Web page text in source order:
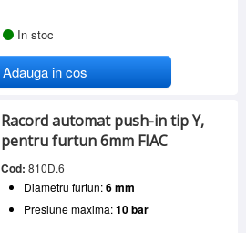
In stoc
Adauga in cos
Racord automat push-in tip Y,
pentru furtun 6mm FIAC
Cod: 810D.6
Diametru furtun:6 mm
Presiune maxima:10 bar